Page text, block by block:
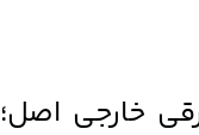
خارجی اصل؛